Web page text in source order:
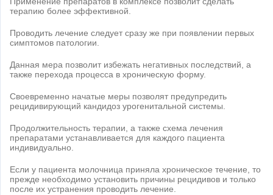
терапию более эффективной.
Проводить лечение следует сразу же при появлении первых
симптомов патологии.
Данная мера позволит избежать негативных последствий, а
также перехода процесса в хроническую форму.
Своевременно начатые меры позволят предупредить
рецидивирующий кандидоз урогенитальной системы.
Продолжительность терапии, а также схема лечения
препаратами устанавливается для каждого пациента
индивидуально.
Если у пациента молочница приняла хроническое течение, то
прежде необходимо установить причины рецидивов и только
после их устранения проводить лечение.